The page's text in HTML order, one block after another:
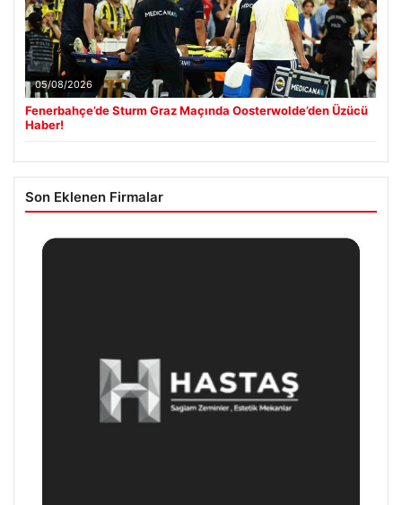
05/08/2026
Fenerbahçe’de Sturm Graz Maçında Oosterwolde’den Üzücü
Haber!
Son Eklenen Firmalar